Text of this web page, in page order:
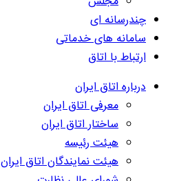
چندرسانه ای
سامانه های خدماتی
ارتباط با اتاق
درباره اتاق ایران
معرفی اتاق ایران
ساختار اتاق ایران
هیئت رئیسه
هیئت نمایندگان اتاق ایران